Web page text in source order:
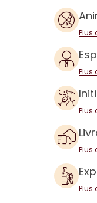
Plus
Plus
Plus
Plus
Plus